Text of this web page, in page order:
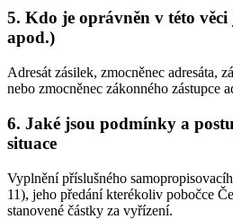
5. Kdo je oprávněn v této
apod.)
Adresát zásilek, zmocněnec adresáta,
nebo zmocněnec zákonného zástupce
6. Jaké jsou podmínky a
situace
Vyplnění příslušného
11), jeho předání kterékoliv pobočce
stanovené částky za vyřízení.